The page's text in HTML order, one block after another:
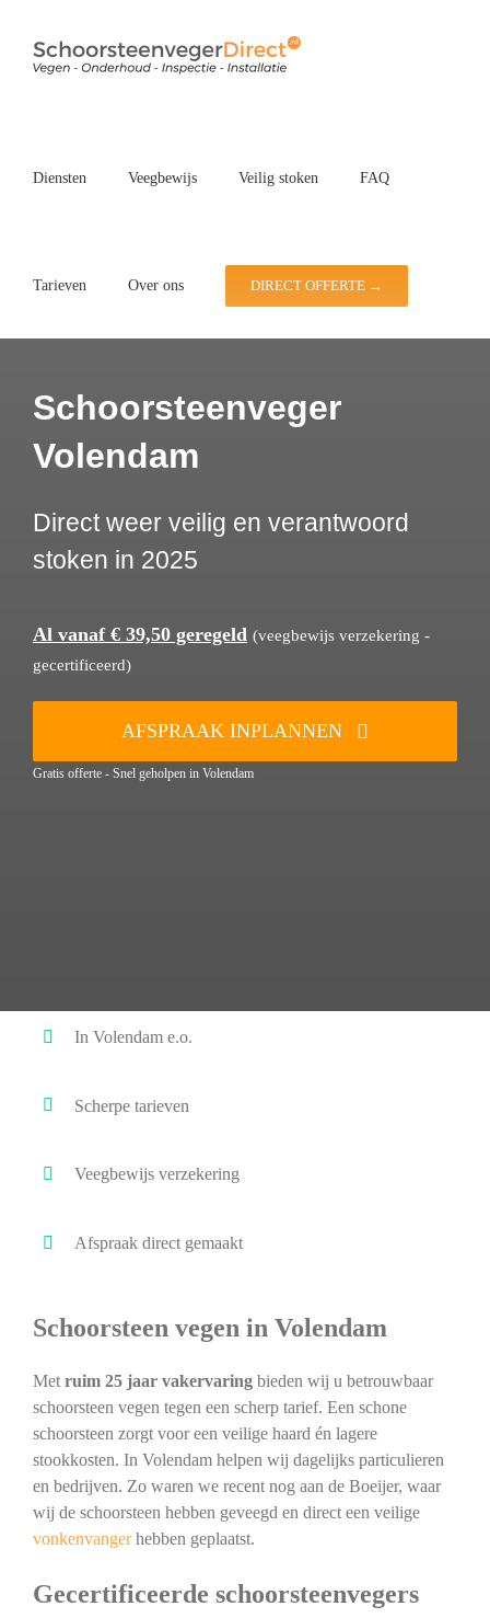
inhoud
Diensten Veegbewijs Veilig stoken FAQ
Tarieven Over ons DIRECT OFFERTE →
Schoorsteenveger
Volendam
Direct weer veilig en verantwoord
stoken in 2025
Al vanaf € 39,50 geregeld (veegbewijs verzekering -
gecertificeerd)
AFSPRAAK INPLANNEN
Gratis offerte - Snel geholpen in Volendam
In Volendam e.o.
Scherpe tarieven
Veegbewijs verzekering
Afspraak direct gemaakt
Schoorsteen vegen in Volendam
Metruim 25 jaar vakervaringbieden wij u betrouwbaar
schoorsteen vegen tegen een scherp tarief. Een schone
schoorsteen zorgt voor een veilige haard én lagere
stookkosten. In Volendam helpen wij dagelijks particulieren
en bedrijven. Zo waren we recent nog aan de Boeijer, waar
wij de schoorsteen hebben geveegd en direct een veilige
vonkenvangerhebben geplaatst.
Gecertificeerde schoorsteenvegers